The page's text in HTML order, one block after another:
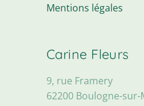
Mentions légales
Carine Fleurs
9, rue Framery
62200 Boulogne-sur-